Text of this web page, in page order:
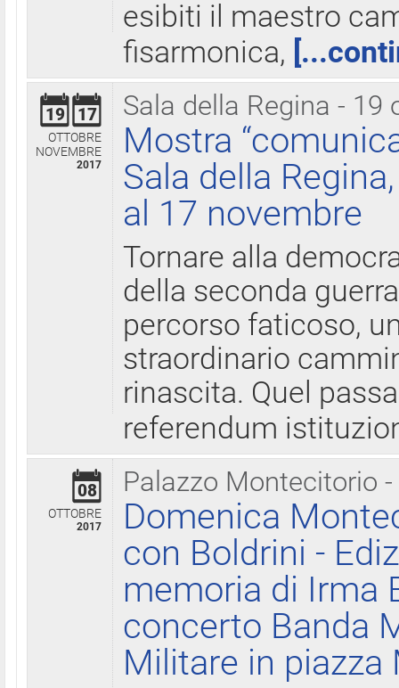
esibiti il maestro
fisarmonica,
Sala della Regina - 19
19 17
OTTOBRE
NOVEMBRE
2017
Mostra
Sala della
al 17 novembre
Tornare alla
della seconda
percorso faticoso,
straordinario
rinascita. Quel
referendum
Palazzo Montecitorio
08
OTTOBRE
2017
Domenica
con Boldrini -
memoria di Irma
concerto Banda
Militare in